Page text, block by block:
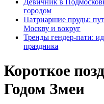
Девичник в
городом
Патриаршие пруды:
Москву и вокруг
Тренды гендер-пати:
праздника
Короткое
Годом Змеи